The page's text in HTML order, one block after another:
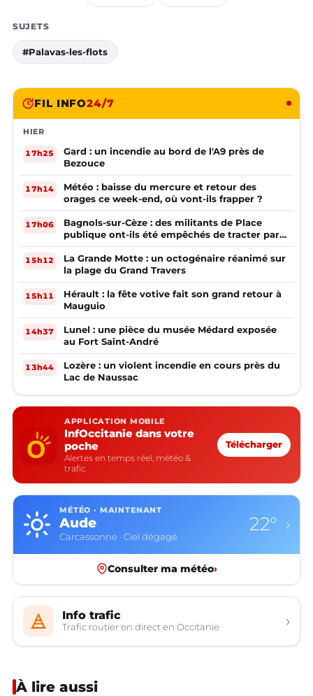
SUJETS
#Palavas-les-flots
FIL INFO24/7
HIER
17h25
Gard : un incendie au bord de l'A9 près de
Bezouce
17h14
Météo : baisse du mercure et retour des
orages ce week-end, où vont-ils frapper ?
17h06
Bagnols-sur-Cèze : des militants de Place
publique ont-ils été empêchés de tracter par
la mairie ?
15h12
La Grande Motte : un octogénaire réanimé sur
la plage du Grand Travers
15h11
Hérault : la fête votive fait son grand retour à
Mauguio
14h37
Lunel : une pièce du musée Médard exposée
au Fort Saint-André
13h44
Lozère : un violent incendie en cours près du
Lac de Naussac
APPLICATION MOBILE
InfOccitanie dans votre
poche
Alertes en temps réel, météo &
trafic
Télécharger
MÉTÉO · MAINTENANT
Aude
Carcassonne · Ciel dégagé
22° ›
Consulter ma météo›
Info trafic
Trafic routier en direct en Occitanie ›
À lire aussi